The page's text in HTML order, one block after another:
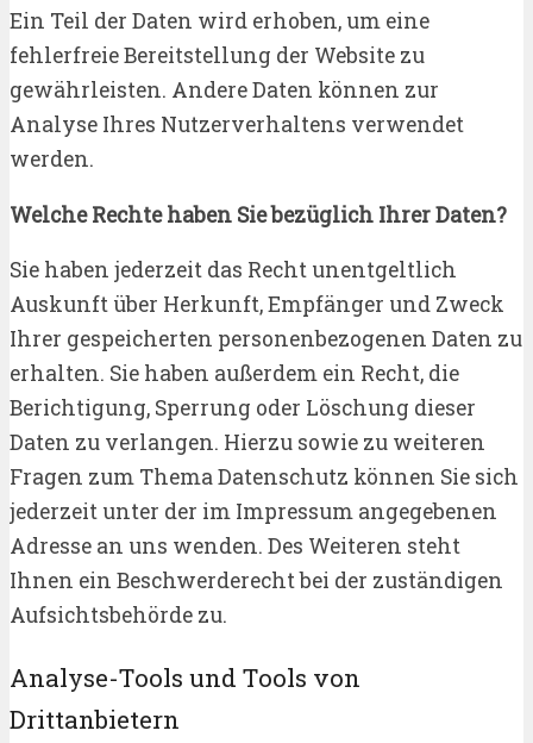
Ein Teil der Daten wird erhoben, um eine
fehlerfreie Bereitstellung der Website zu
gewährleisten. Andere Daten können zur
Analyse Ihres Nutzerverhaltens verwendet
werden.
Welche Rechte haben Sie bezüglich Ihrer Daten?
Sie haben jederzeit das Recht unentgeltlich
Auskunft über Herkunft, Empfänger und Zweck
Ihrer gespeicherten personenbezogenen Daten zu
erhalten. Sie haben außerdem ein Recht, die
Berichtigung, Sperrung oder Löschung dieser
Daten zu verlangen. Hierzu sowie zu weiteren
Fragen zum Thema Datenschutz können Sie sich
jederzeit unter der im Impressum angegebenen
Adresse an uns wenden. Des Weiteren steht
Ihnen ein Beschwerderecht bei der zuständigen
Aufsichtsbehörde zu.
Analyse-Tools und Tools von
Drittanbietern